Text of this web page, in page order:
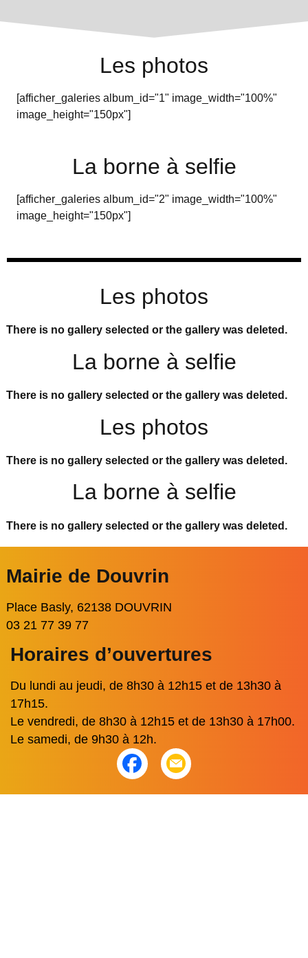
Les photos
[afficher_galeries album_id="1" image_width="100%"
image_height="150px"]
La borne à selfie
[afficher_galeries album_id="2" image_width="100%"
image_height="150px"]
Les photos
There is no gallery selected or the gallery was deleted.
La borne à selfie
There is no gallery selected or the gallery was deleted.
Les photos
There is no gallery selected or the gallery was deleted.
La borne à selfie
There is no gallery selected or the gallery was deleted.
Mairie de Douvrin
Place Basly, 62138 DOUVRIN
03 21 77 39 77
Horaires d’ouvertures
Du lundi au jeudi, de 8h30 à 12h15 et de 13h30 à
17h15.
Le vendredi, de 8h30 à 12h15 et de 13h30 à 17h00.
Le samedi, de 9h30 à 12h.